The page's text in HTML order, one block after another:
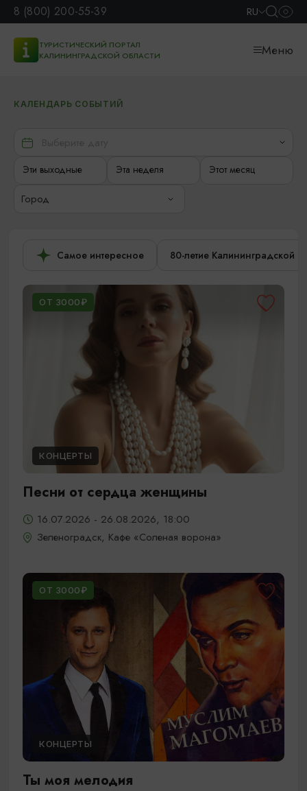
8 (800) 200-55-39 RU
ТУРИСТИЧЕСКИЙ ПОРТАЛ
КАЛИНИНГРАДСКОЙ ОБЛАСТИ
Меню
КАЛЕНДАРЬ СОБЫТИЙ
Эти выходные Эта неделя Этот месяц
Город
Самое интересное 80-летие Калининградской
ОТ 3000₽
КОНЦЕРТЫ
Песни от сердца женщины
16.07.2026 - 26.08.2026, 18:00
Зеленоградск, Кафе «Соленая ворона»
ОТ 3000₽
КОНЦЕРТЫ
Ты моя мелодия